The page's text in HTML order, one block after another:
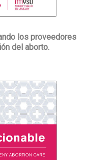
los proveedores
del aborto.